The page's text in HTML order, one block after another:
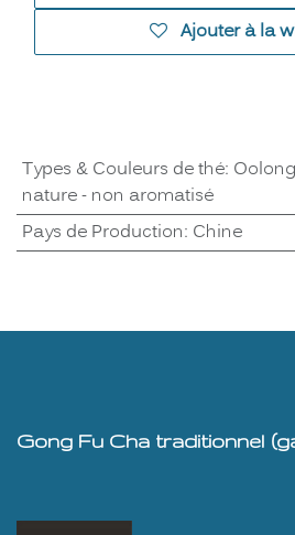
Ajouter à la
Types & Couleurs de thé:
nature - non aromatisé
Pays de Production: Chine
Gong Fu Cha traditionnel